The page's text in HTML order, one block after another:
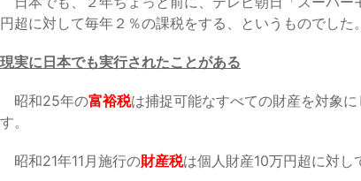
円超に対して毎年２％の課税をする、というものでした
現実に日本でも実行されたことがある
昭和25年の富裕税は捕捉可能なすべての財産を対象
す。
昭和21年11月施行の財産税は個人財産10万円超に対し